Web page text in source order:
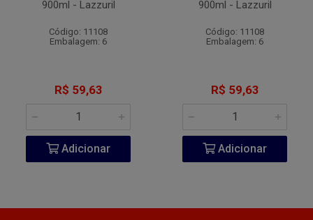
900ml - Lazzuril
Código: 11108
Embalagem: 6
R$ 59,63
Adicionar
900ml - Lazzuril
Código: 11108
Embalagem: 6
R$ 59,63
Adicionar